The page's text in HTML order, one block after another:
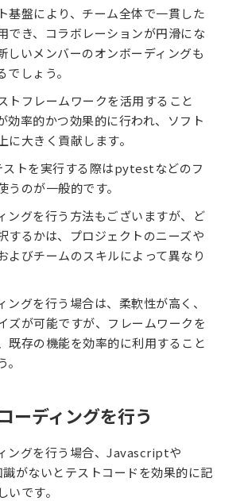
基盤により、チーム全体で一貫した
でき、コラボレーションが円滑にな
しいメンバーのオンボーディングも
しょう。
トフレームワークを活用すること
効率的かつ効果的に行われ、ソフト
に大きく貢献します。
トを実行する際はpytestなどのフ
うのが一般的です。
ングを行う方法もございますが、ど
するかは、プロジェクトのニーズや
よびチームのスキルによって異なり
ングを行う場合は、柔軟性が高く、
ズが可能ですが、フレームワークを
既存の機能を効率的に利用すること
ーディングを行う
ングを行う場合、Javascriptや
がないとテストコードを効果的に記
です。